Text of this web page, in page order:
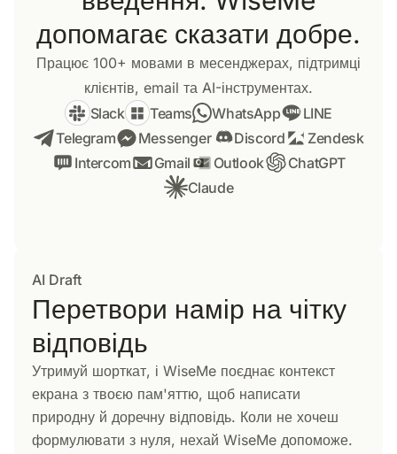
допомагає сказати добре.
Працює 100+ мовами в месенджерах, підтримці
клієнтів, email та AI-інструментах.
Slack
Teams WhatsApp
LINE
Telegram
Messenger Discord
Zendesk
Intercom
Gmail Outlook
ChatGPT
Claude
AI Draft
Перетвори намір на чітку
відповідь
Утримуй шорткат, і WiseMe поєднає контекст
екрана з твоєю пам'яттю, щоб написати
природну й доречну відповідь. Коли не хочеш
формулювати з нуля, нехай WiseMe допоможе.